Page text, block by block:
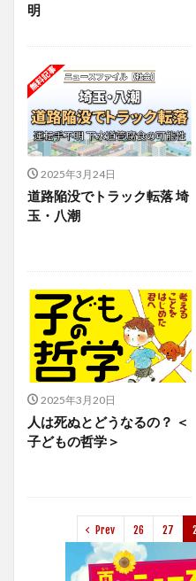
明
2025年3月24日
道路陥没でトラック転落 埼
玉・八潮
2025年3月20日
人は死ぬとどうなるの？ ＜
子どもの哲学＞
Prev 26 27